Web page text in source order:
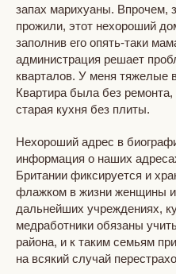
запах марихуаны. Впрочем,
прожили, этот нехороший
заполнив его опять-таки
администрация решает
кварталов. У меня тяжелые
Квартира была без
старая кухня без плиты.
Нехороший адрес в
информация о наших
Британии фиксируется и
флажком в жизни женщины и
дальнейших учреждениях,
медработники обязаны
района, и к таким семьям
на всякий случай